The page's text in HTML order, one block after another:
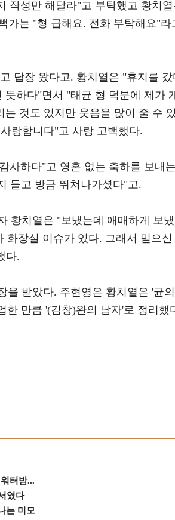
작성만 해달라"고 부탁했고 황치
가는 "형 급해요. 전화 부탁해요"라
답장 왔다고. 황치열은 "휴지를 갔
하다"면서 "태균 형 덕분에 제가
것도 있지만 웃음을 많이 줄 수
랑합니다"고 사랑 고백했다.
사하다"고 영혼 없는 축하를 보내
들고 방금 뛰쳐나가셨다"고.
황치열은 "보냈는데 애매하게 보냈
화장실 이슈가 있다. 그래서 믿으신
다.
받았다. 주현영은 황치열은 '균의
한 만큼 '(김창)완의 남자'로 정리했
터밤...
였다
는 미모